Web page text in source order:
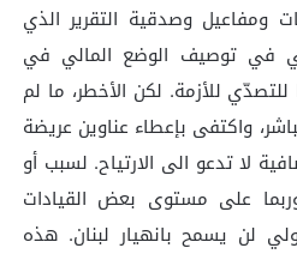
ومفاعيل وصدقية التقرير الذي
في توصيف الوضع المالي في
للتصدّي للأزمة. لكن الأخطر، ما لم
واكتفى بإعطاء عناوين عريضة
لا تدعو الى الارتياح. لسبب أو
على مستوى بعض القيادات
لن يسمح بانهيار لبنان. هذه